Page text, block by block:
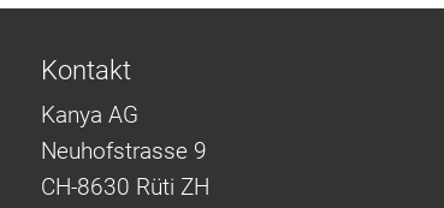
Kontakt
Kanya AG
Neuhofstrasse 9
CH-8630 Rüti ZH